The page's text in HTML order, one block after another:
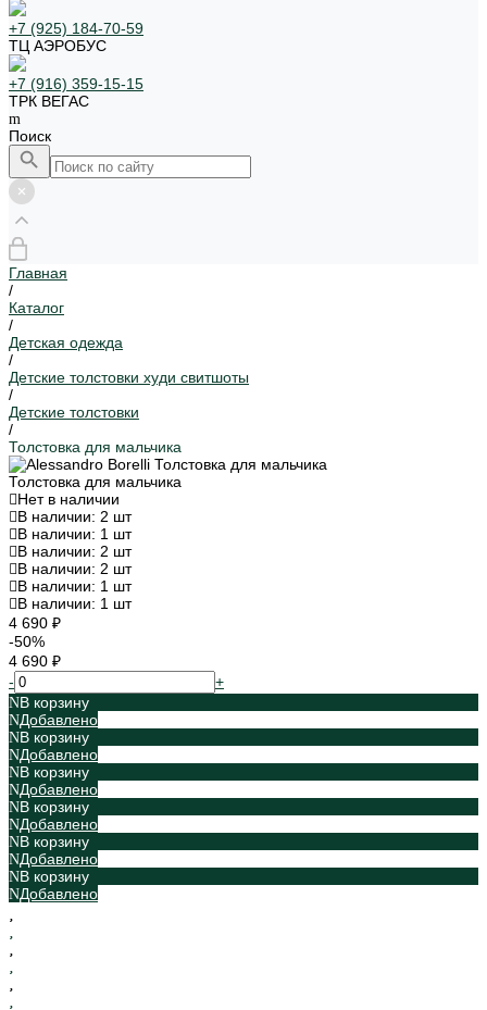
+7 (925) 184-70-59
ТЦ АЭРОБУС
+7 (916) 359-15-15
ТРК ВЕГАС
Поиск
Главная
/
Каталог
/
Детская одежда
/
Детские толстовки худи свитшоты
/
Детские толстовки
/
Толстовка для мальчика
Толстовка для мальчика
Нет в наличии
В наличии: 2 шт
В наличии: 1 шт
В наличии: 2 шт
В наличии: 2 шт
В наличии: 1 шт
В наличии: 1 шт
4 690 ₽
-50%
4 690 ₽
-
+
В корзину
Добавлено
В корзину
Добавлено
В корзину
Добавлено
В корзину
Добавлено
В корзину
Добавлено
В корзину
Добавлено